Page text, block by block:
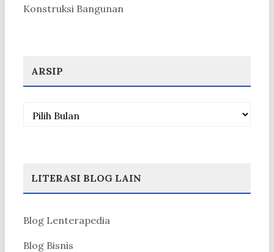
Konstruksi Bangunan
ARSIP
Arsip
LITERASI BLOG LAIN
Blog Lenterapedia
Blog Bisnis